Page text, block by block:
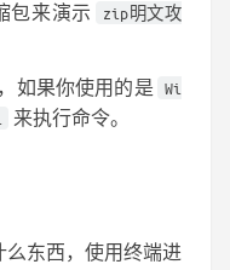
包来演示
zip明文攻
如果你使用的是 Wi
来执行命令。
东西，使用终端进